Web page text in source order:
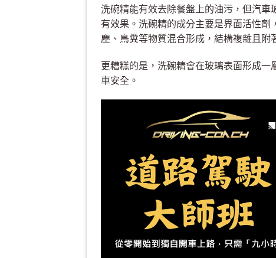
洗碗精能有效去除餐盤上的油污，但汽
有效果。洗碗精的成分主要是界面活性
塵、鳥糞等物質混合形成，結構複雜且附
更糟糕的是，洗碗精會在玻璃表面形成
車安全。